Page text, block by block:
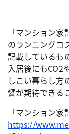
「マンション
のランニングコ
記載しているも
入居後にもCO2
しこい暮らし方
響が期待できる
「マンション
https://